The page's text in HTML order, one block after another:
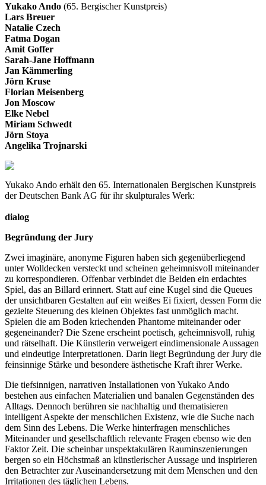
Yukako Ando (65. Bergischer Kunstpreis)
Lars Breuer
Natalie Czech
Fatma Dogan
Amit Goffer
Sarah-Jane Hoffmann
Jan Kämmerling
Jörn Kruse
Florian Meisenberg
Jon Moscow
Elke Nebel
Miriam Schwedt
Jörn Stoya
Angelika Trojnarski
Yukako Ando erhält den 65. Internationalen Bergischen Kunstpreis
der Deutschen Bank AG für ihr skulpturales Werk:
dialog
Begründung der Jury
Zwei imaginäre, anonyme Figuren haben sich gegenüberliegend
unter Wolldecken versteckt und scheinen geheimnisvoll miteinander
zu korrespondieren. Offenbar verbindet die Beiden ein erdachtes
Spiel, das an Billard erinnert. Statt auf eine Kugel sind die Queues
der unsichtbaren Gestalten auf ein weißes Ei fixiert, dessen Form die
gezielte Steuerung des kleinen Objektes fast unmöglich macht.
Spielen die am Boden kriechenden Phantome miteinander oder
gegeneinander? Die Szene erscheint poetisch, geheimnisvoll, ruhig
und rätselhaft. Die Künstlerin verweigert eindimensionale Aussagen
und eindeutige Interpretationen. Darin liegt Begründung der Jury die
feinsinnige Stärke und besondere ästhetische Kraft ihrer Werke.
Die tiefsinnigen, narrativen Installationen von Yukako Ando
bestehen aus einfachen Materialien und banalen Gegenständen des
Alltags. Dennoch berühren sie nachhaltig und thematisieren
intelligent Aspekte der menschlichen Existenz, wie die Suche nach
dem Sinn des Lebens. Die Werke hinterfragen menschliches
Miteinander und gesellschaftlich relevante Fragen ebenso wie den
Faktor Zeit. Die scheinbar unspektakulären Rauminszenierungen
bergen so ein Höchstmaß an künstlerischer Aussage und inspirieren
den Betrachter zur Auseinandersetzung mit dem Menschen und den
Irritationen des täglichen Lebens.